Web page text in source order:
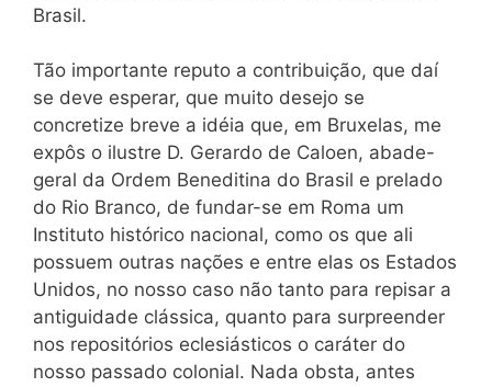
Brasil.
Tão importante reputo a contribuição, que daí
se deve esperar, que muito desejo se
concretize breve a idéia que, em Bruxelas, me
expôs o ilustre D. Gerardo de Caloen, abade-
geral da Ordem Beneditina do Brasil e prelado
do Rio Branco, de fundar-se em Roma um
Instituto histórico nacional, como os que ali
possuem outras nações e entre elas os Estados
Unidos, no nosso caso não tanto para repisar a
antiguidade clássica, quanto para surpreender
nos repositórios eclesiásticos o caráter do
nosso passado colonial. Nada obsta, antes